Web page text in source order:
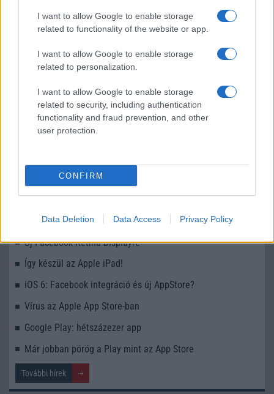
I want to allow Google to enable storage
related to functionality of the website or app.
I want to allow Google to enable storage
related to personalization.
I want to allow Google to enable storage
related to security, including authentication
functionality and fraud prevention, and other
user protection.
CONFIRM
Data Deletion Data Access Privacy Policy
Ez a rejtett Samsung funkció teljesen
megváltoztatja a mobilhasználatot –
2026.07.12| Android Central
Az Edge Panel az egyik leghasznosabb funkció, amely
miközben a Pixel telefonokból továbbra is hiányzik.
KAPCSOLÓDÓ HÍREK
Apple: lopják a telefonkönyved
Apple App Store: a 25 milliárdra gyúrnak - nyereménnyel
Új Facebook Retina Displayre
Így készül az Apple iPad!
iOS 6: Facebook integráció és új AppStore?
Vírus az Apple App Store-ban
Google Play: hétszázezer app
Már jobban pörög a Play mint az App Store
További hírek